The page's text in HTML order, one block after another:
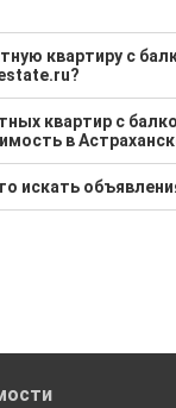
квартиру с
двухкомнатную
нашим поиском по
квартир с
в
2 800 000 Р.
800 000 Р
искать